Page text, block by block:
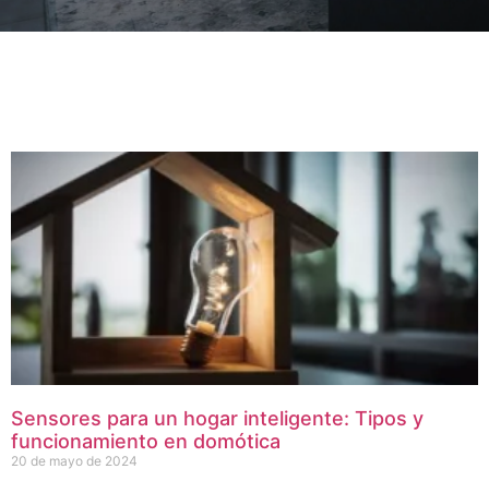
Sensores para un hogar inteligente: Tipos y
funcionamiento en domótica
20 de mayo de 2024